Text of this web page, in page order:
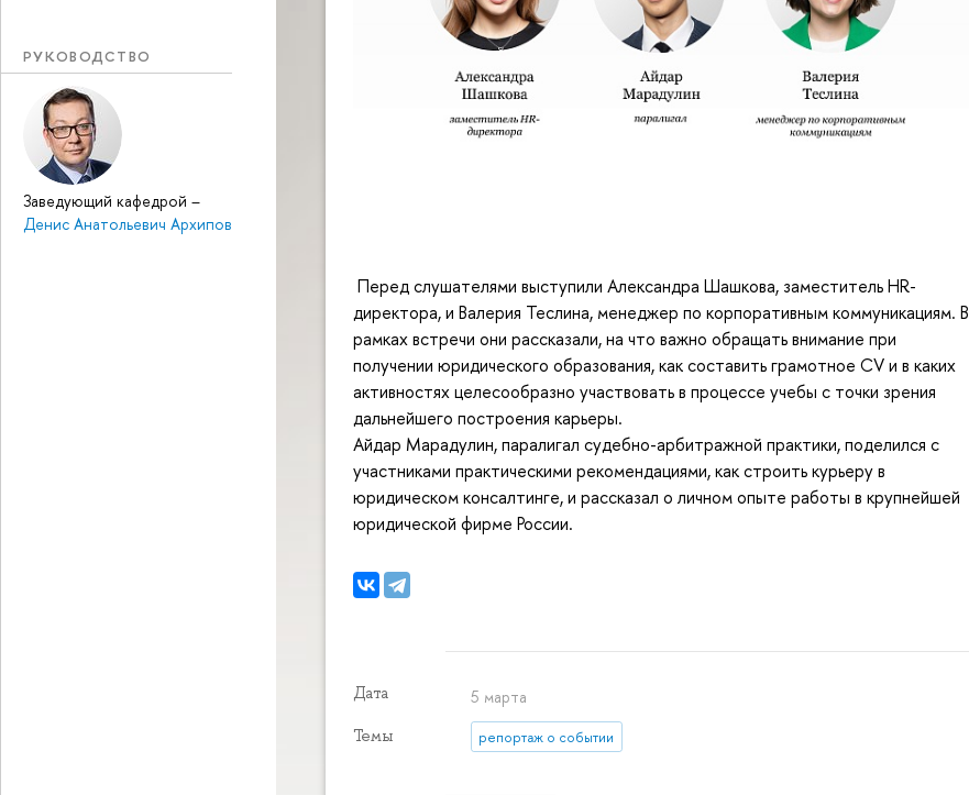
РУКОВОДСТВО
Заведующий кафедрой –
Денис Анатольевич Архипов
Перед слушателями выступили Александра Шашкова, заместитель HR-
директора, и Валерия Теслина, менеджер по корпоративным коммуникациям. В
рамках встречи они рассказали, на что важно обращать внимание при
получении юридического образования, как составить грамотное CV и в каких
активностях целесообразно участвовать в процессе учебы с точки зрения
дальнейшего построения карьеры.
Айдар Марадулин, паралигал судебно-арбитражной практики, поделился с
участниками практическими рекомендациями, как строить курьеру в
юридическом консалтинге, и рассказал о личном опыте работы в крупнейшей
юридической фирме России.
Дата 5 марта
Темы репортаж о событии